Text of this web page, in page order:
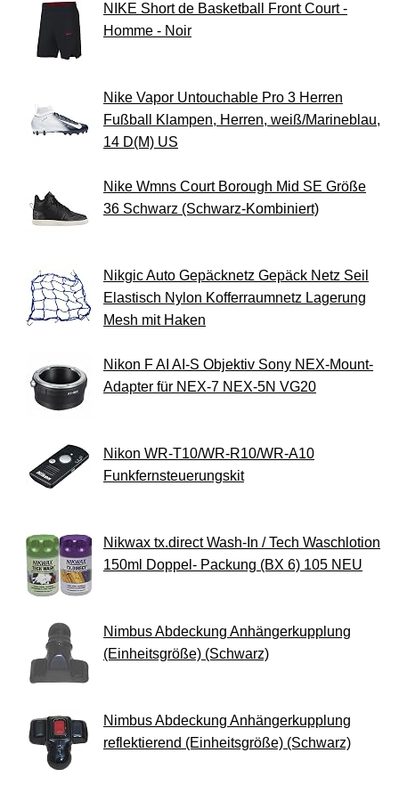
NIKE Short de Basketball Front Court -
Homme - Noir
Nike Vapor Untouchable Pro 3 Herren
Fußball Klampen, Herren, weiß/Marineblau,
14 D(M) US
Nike Wmns Court Borough Mid SE Größe
36 Schwarz (Schwarz-Kombiniert)
Nikgic Auto Gepäcknetz Gepäck Netz Seil
Elastisch Nylon Kofferraumnetz Lagerung
Mesh mit Haken
Nikon F AI AI-S Objektiv Sony NEX-Mount-
Adapter für NEX-7 NEX-5N VG20
Nikon WR-T10/WR-R10/WR-A10
Funkfernsteuerungskit
Nikwax tx.direct Wash-In / Tech Waschlotion
150ml Doppel- Packung (BX 6) 105 NEU
Nimbus Abdeckung Anhängerkupplung
(Einheitsgröße) (Schwarz)
Nimbus Abdeckung Anhängerkupplung
reflektierend (Einheitsgröße) (Schwarz)